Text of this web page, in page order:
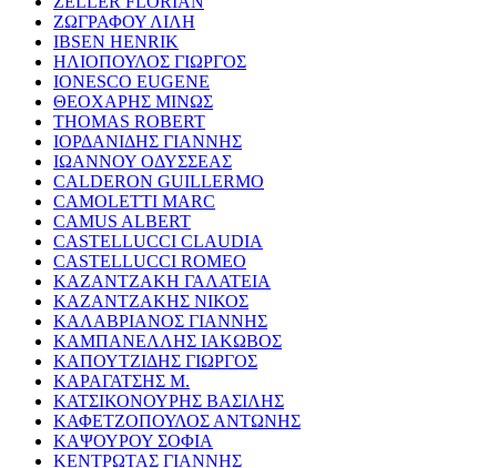
ΖΩΓΡΑΦΟΥ ΛΙΛΗ
IBSEN HENRIK
ΗΛΙΟΠΟΥΛΟΣ ΓΙΩΡΓΟΣ
IONESCO EUGENE
ΘΕΟΧΑΡΗΣ ΜΙΝΩΣ
THOMAS ROBERT
ΙΟΡΔΑΝΙΔΗΣ ΓΙΑΝΝΗΣ
ΙΩΑΝΝΟΥ ΟΔΥΣΣΕΑΣ
CALDERON GUILLERMO
CAMOLETTI MARC
CAMUS ALBERT
CASTELLUCCI CLAUDIA
CASTELLUCCI ROMEO
ΚΑΖΑΝΤΖΑΚΗ ΓΑΛΑΤΕΙΑ
ΚΑΖΑΝΤΖΑΚΗΣ ΝΙΚΟΣ
ΚΑΛΑΒΡΙΑΝΟΣ ΓΙΑΝΝΗΣ
ΚΑΜΠΑΝΕΛΛΗΣ ΙΑΚΩΒΟΣ
ΚΑΠΟΥΤΖΙΔΗΣ ΓΙΩΡΓΟΣ
ΚΑΡΑΓΑΤΣΗΣ Μ.
ΚΑΤΣΙΚΟΝΟΥΡΗΣ ΒΑΣΙΛΗΣ
ΚΑΦΕΤΖΟΠΟΥΛΟΣ ΑΝΤΩΝΗΣ
ΚΑΨΟΥΡΟΥ ΣΟΦΙΑ
ΚΕΝΤΡΩΤΑΣ ΓΙΑΝΝΗΣ